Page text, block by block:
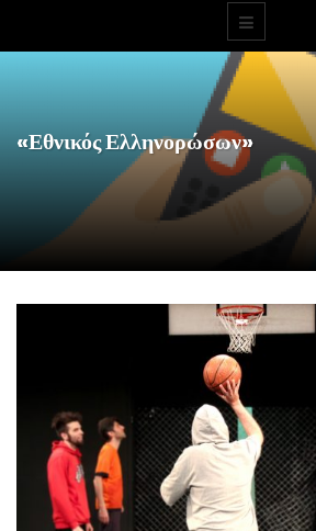
«Εθνικός Ελληνορώσων»